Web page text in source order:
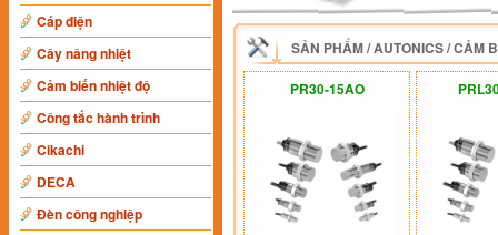
Cáp điện
Cây nâng nhiệt
Cảm biến nhiệt độ
Công tắc hành trình
Cikachi
DECA
Đèn công nghiệp
SẢN PHẨM/AUTONICS/CẢM
PR30-15AO